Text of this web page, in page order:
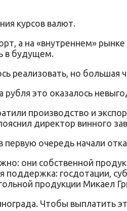
курсов валют.
а на «внутреннем»
в будущем.
реализовать, но большая
рубля это оказалось
производство и
директор винного
очередь начали
они собственной
госдотации,
продукции Микаел
Чтобы выплатить